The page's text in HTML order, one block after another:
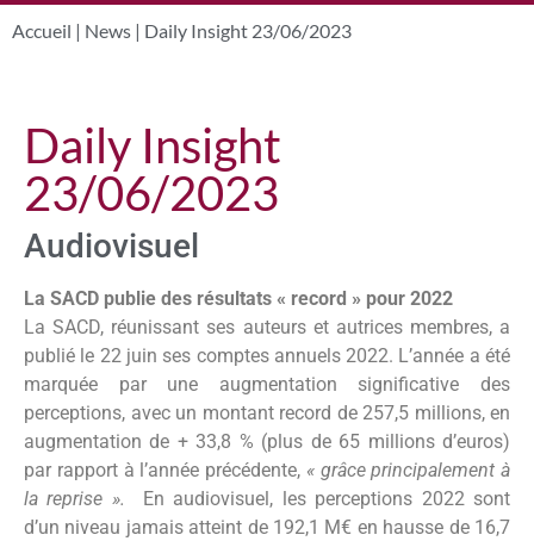
Accueil | News | Daily Insight 23/06/2023
Daily Insight
23/06/2023
Audiovisuel
La SACD publie des résultats « record » pour 2022
La SACD, réunissant ses auteurs et autrices membres, a
publié le 22 juin ses comptes annuels 2022. L’année a été
marquée par une augmentation significative des
perceptions, avec un montant record de 257,5 millions, en
augmentation de + 33,8 % (plus de 65 millions d’euros)
par rapport à l’année précédente, « grâce principalement à
la reprise ».
En audiovisuel, les perceptions 2022 sont
d’un niveau jamais atteint de 192,1 M€ en hausse de 16,7